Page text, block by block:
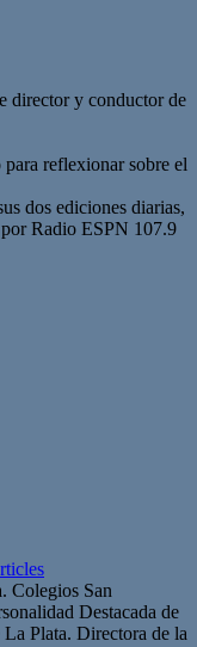
director y conductor de
reflexionar sobre el
dos ediciones diarias,
Radio ESPN 107.9
Colegios San
Destacada de
Plata. Directora de la